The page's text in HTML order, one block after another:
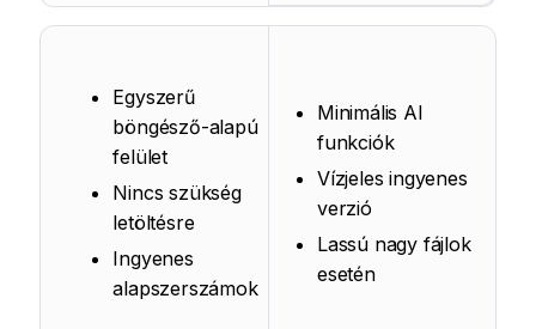
Egyszerű
böngésző-alapú
felület
Nincs szükség
letöltésre
Ingyenes
alapszerszámok
Minimális AI
funkciók
Vízjeles ingyenes
verzió
Lassú nagy fájlok
esetén